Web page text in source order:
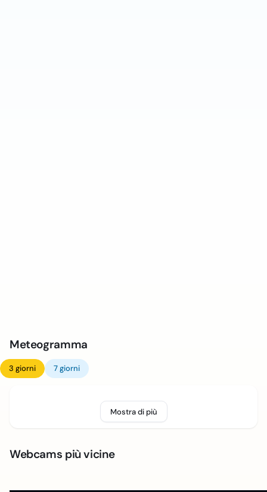
Meteogramma
3 giorni 7 giorni
Mostra di più
Webcams più vicine